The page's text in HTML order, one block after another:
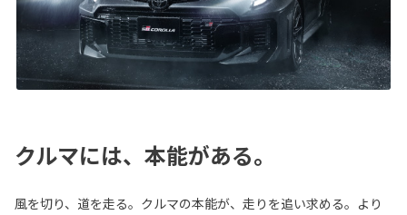
クルマには、本能がある。
風を切り、道を走る。クルマの本能が、走りを追い求める。より